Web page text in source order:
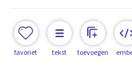
favoriet tekst toevoegen